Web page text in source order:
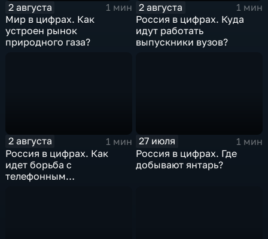
2 августа
1 мин
Мир в цифрах. Как
устроен рынок
природного газа?
2 августа
1 мин
Россия в цифрах. Куда
идут работать
выпускники вузов?
2 августа
1 мин
Россия в цифрах. Как
идет борьба с
телефонным
27 июля
1 мин
Россия в цифрах. Где
добывают янтарь?